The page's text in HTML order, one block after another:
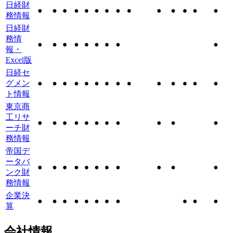
日経財
務情報
● ● ● ● ● ● ● ● ● ● ● ● ● ●
日経財
務情
報・
Excel版
● ● ● ● ● ● ● ● ●
日経セ
グメン
ト情報
● ● ● ● ● ● ● ● ● ● ● ● ● ●
東京商
工リサ
ーチ財
務情報
● ● ● ● ● ● ● ● ● ● ●
帝国デ
ータバ
ンク財
務情報
● ● ● ● ● ● ● ● ● ● ●
企業決
算
● ● ● ● ● ● ● ● ● ● ●